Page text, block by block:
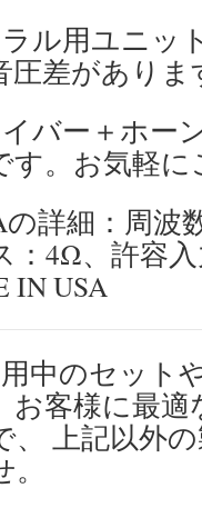
ル用ユニッ
圧差がありま
バー＋ホー
す。お気軽
の詳細：周波
：4Ω、許容
IN USA
中のセット
お客様に最
、 上記以外